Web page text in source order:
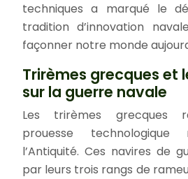
techniques a marqué le
tradition d’innovation
façonner notre monde
Trirèmes grecques et
sur la guerre navale
Les trirèmes grecques
prouesse technologique
l’Antiquité. Ces navires de
par leurs trois rangs de